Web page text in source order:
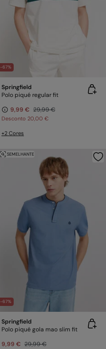
-67%
Springfield
Polo piqué regular fit
9,99 € 29,99 €
Desconto 20,00 €
+2 Cores
-67%
SEMELHANTE
Springfield
Polo piqué gola mao slim fit
9,99 € 29,99 €